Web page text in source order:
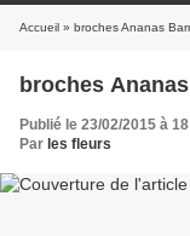
Accueil » broches Ananas
broches
Publié le 23/02/2015 à
Par les fleurs